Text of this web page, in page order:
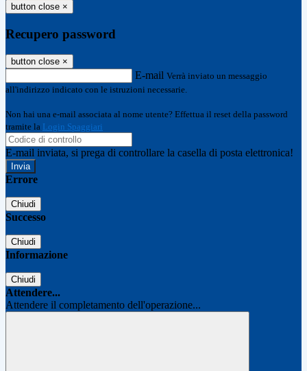
button close ×
Recupero password
button close ×
E-mail Verrà inviato un messaggio
all'indirizzo indicato con le istruzioni necessarie.
Non hai una e-mail associata al nome utente? Effettua il reset della password
tramite la Login Spaggiari
E-mail inviata, si prega di controllare la casella di posta elettronica!
Errore
Chiudi
Successo
Chiudi
Informazione
Chiudi
Attendere...
Attendere il completamento dell'operazione...